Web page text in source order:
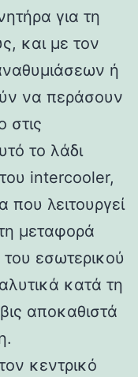
για τη
και με τον
ή
να περάσουν
στις
το λάδι
intercooler,
λειτουργεί
μεταφορά
εσωτερικού
κατά τη
αποκαθιστά
κεντρικό